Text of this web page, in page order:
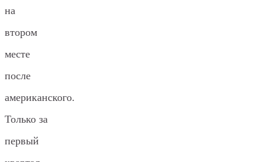
на
втором
месте
после
американского.
Только за
первый